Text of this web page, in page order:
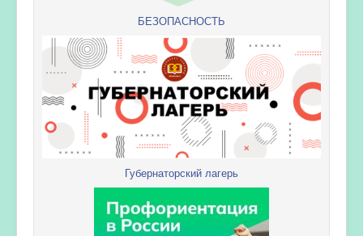
БЕЗОПАСНОСТЬ
Губернаторский лагерь